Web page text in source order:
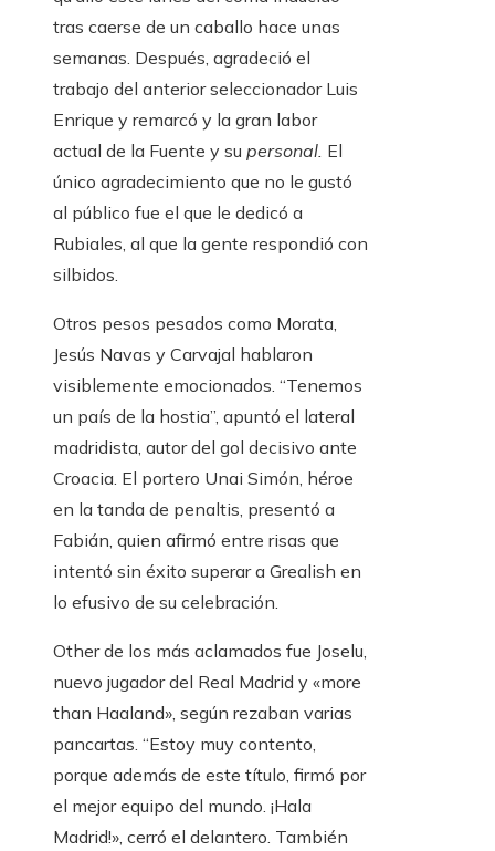
tras caerse de un caballo hace unas
semanas. Después, agradeció el
trabajo del anterior seleccionador Luis
Enrique y remarcó y la gran labor
actual de la Fuente y su personal. El
único agradecimiento que no le gustó
al público fue el que le dedicó a
Rubiales, al que la gente respondió con
silbidos.
Otros pesos pesados ​​como Morata,
Jesús Navas y Carvajal hablaron
visiblemente emocionados. “Tenemos
un país de la hostia”, apuntó el lateral
madridista, autor del gol decisivo ante
Croacia. El portero Unai Simón, héroe
en la tanda de penaltis, presentó a
Fabián, quien afirmó entre risas que
intentó sin éxito superar a Grealish en
lo efusivo de su celebración.
Other de los más aclamados fue Joselu,
nuevo jugador del Real Madrid y «more
than Haaland», según rezaban varias
pancartas. “Estoy muy contento,
porque además de este título, firmó por
el mejor equipo del mundo. ¡Hala
Madrid!», cerró el delantero. También